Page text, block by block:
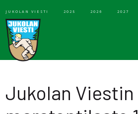
JUKOLAN VIESTI 2025 2026 2027
Jukolan Viestin